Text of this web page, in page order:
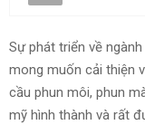
Sự phát triển về
mong muốn cải thiện
cầu phun môi, phun
mỹ hình thành và rất